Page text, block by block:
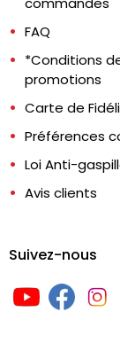
FAQ
*Conditions
promotions
Carte de
Préférences
Loi Anti-
Avis clients
Suivez-nous